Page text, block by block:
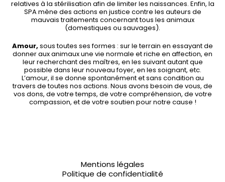
relatives à la stérilisation afin de limiter les naissances. Enfin, la
SPA mène des actions en justice contre les auteurs de
mauvais traitements concernant tous les animaux
(domestiques ou sauvages).
Amour, sous toutes ses formes : sur le terrain en essayant de
donner aux animaux une vie normale et riche en affection, en
leur recherchant des maîtres, en les suivant autant que
possible dans leur nouveau foyer, en les soignant, etc.
L’amour, il se donne spontanément et sans condition au
travers de toutes nos actions. Nous avons besoin de vous, de
vos dons, de votre temps, de votre compréhension, de votre
compassion, et de votre soutien pour notre cause !
Mentions légales
Politique de confidentialité